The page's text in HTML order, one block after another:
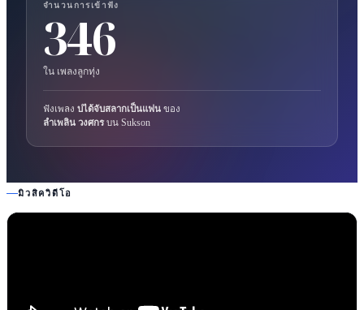
จำนวนการเข้าฟัง
346
ใน เพลงลูกทุ่ง
ฟังเพลง บ่ได้จับสลากเป็นแฟน ของ
ลำเพลิน วงศกรบน Sukson
มิวสิควิดีโอ